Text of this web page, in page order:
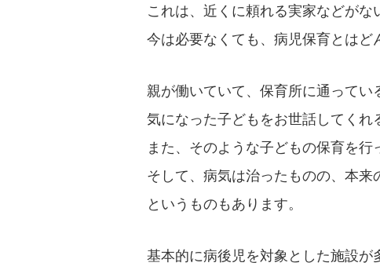
これは、近くに頼れる実家などがな
今は必要なくても、病児保育とはど
親が働いていて、保育所に通って
気になった子どもをお世話してくれ
また、そのような子どもの保育を行
そして、病気は治ったものの、本
というものもあります。
基本的に病後児を対象とした施設